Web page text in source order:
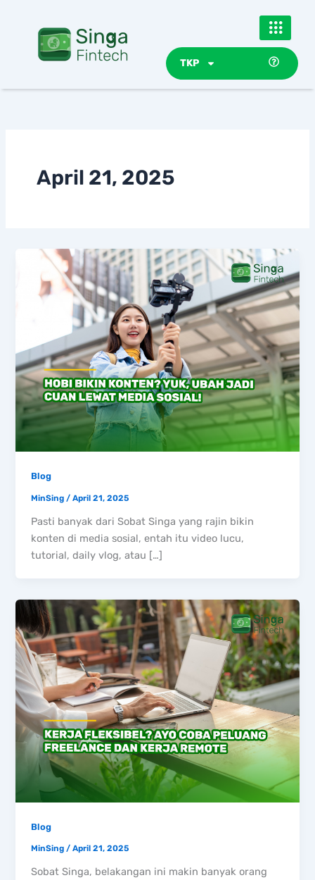
TKP
April 21, 2025
Blog
MinSing /April 21, 2025
Pasti banyak dari Sobat Singa yang rajin bikin
konten di media sosial, entah itu video lucu,
tutorial, daily vlog, atau […]
Blog
MinSing/April 21, 2025
Sobat Singa, belakangan ini makin banyak orang